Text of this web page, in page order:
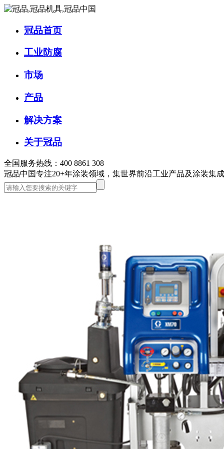
冠品首页
工业防腐
市场
产品
解决方案
关于冠品
全国服务热线：400 8861 308
冠品中国专注20+年涂装领域，集世界前沿工业产品及涂装集